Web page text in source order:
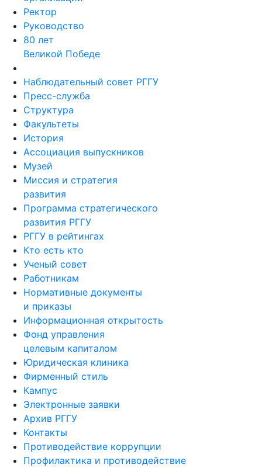
Ректор
Руководство
80 лет
Великой Победе
Наблюдательный совет РГГУ
Пресс-служба
Структура
Факультеты
История
Ассоциация выпускников
Музей
Миссия и стратегия
развития
Программа стратегического
развития РГГУ
РГГУ в рейтингах
Кто есть кто
Ученый совет
Работникам
Нормативные документы
и приказы
Информационная открытость
Фонд управления
целевым капиталом
Юридическая клиника
Фирменный стиль
Кампус
Электронные заявки
Архив РГГУ
Контакты
Противодействие коррупции
Профилактика и противодействие